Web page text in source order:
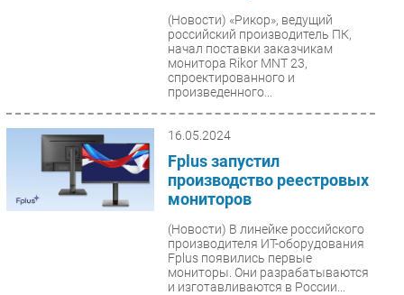
Outsourcing
Кадры
Регулирование
Финансы
(Новости) «Рикор», ведущий
российский производитель ПК,
начал поставки заказчикам
монитора Rikor MNT 23,
спроектированного и
произведенного...
16.05.2024
Fplus запустил
производство реестровых
мониторов
(Новости) В линейке российского
производителя ИТ-оборудования
Fplus появились первые
мониторы. Они разрабатываются
и изготавливаются в России...